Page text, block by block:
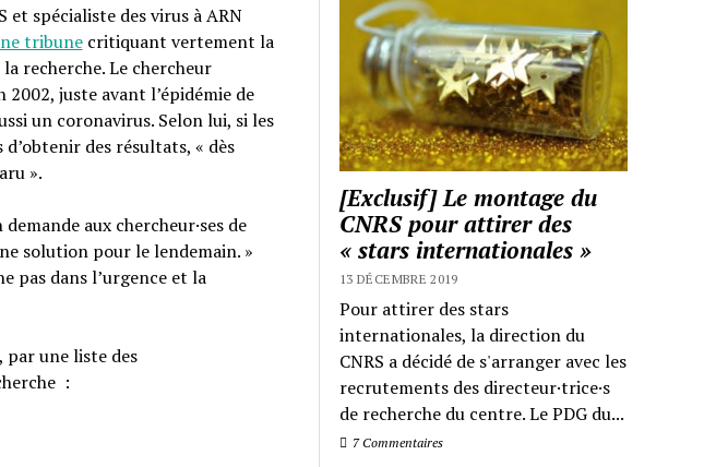
et spécialiste des virus à ARN
tribunecritiquant vertement la
recherche. Le chercheur
juste avant l’épidémie de
un coronavirus. Selon lui, si les
des résultats, « dès
».
aux chercheur·ses de
solution pour le lendemain. »
pas dans l’urgence et la
une liste des
:
[Exclusif] Le montage du
CNRS pour attirer des
« stars internationales »
13 DÉCEMBRE 2019
Pour attirer des stars
internationales, la direction du
CNRS a décidé de s'arranger avec les
recrutements des directeur·trice·s
de recherche du centre. Le PDG du...
7 Commentaires